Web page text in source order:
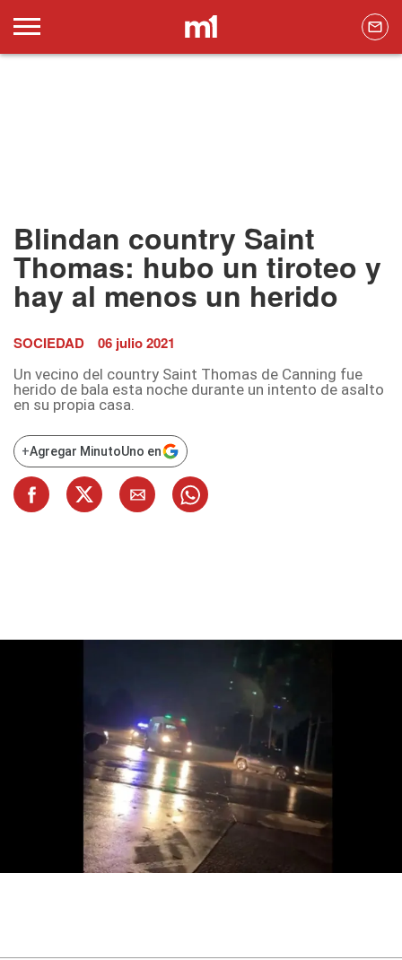
Blindan country Saint
Thomas: hubo un tiroteo y
hay al menos un herido
SOCIEDAD 06 julio 2021
Un vecino del country Saint Thomas de Canning fue
herido de bala esta noche durante un intento de asalto
en su propia casa.
+Agregar MinutoUno en